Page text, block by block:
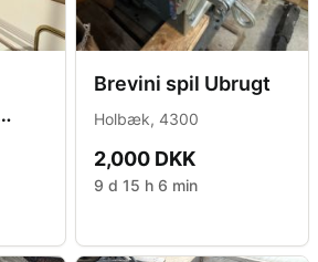
Brevini spil Ubrugt
Holbæk, 4300
2,000 DKK
9 d 15 h 6 min